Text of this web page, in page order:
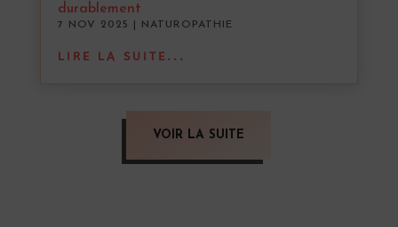
durablement
7 NOV 2025 NATUROPATHIE
LIRE LA SUITE...
VOIR LA SUITE